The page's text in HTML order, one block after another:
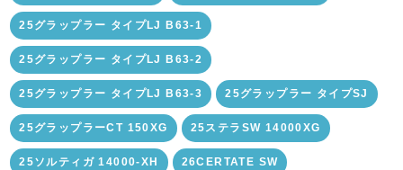
25グラップラー タイプLJ B63-1
25グラップラー タイプLJ B63-2
25グラップラー タイプLJ B63-3 25グラップラー タイプSJ
25グラップラーCT 150XG 25ステラSW 14000XG
25ソルティガ 14000-XH 26CERTATE SW